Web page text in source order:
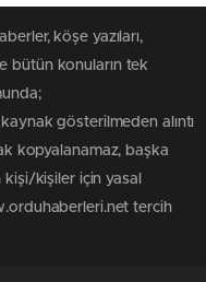
köşe yazıları,
bütün konuların tek
gösterilmeden alıntı
kopyalanamaz, başka
kişi/kişiler için yasal
tercih